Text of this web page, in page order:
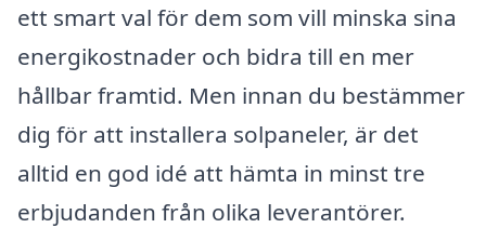
ett smart val för dem som vill minska sina
energikostnader och bidra till en mer
hållbar framtid. Men innan du bestämmer
dig för att installera solpaneler, är det
alltid en god idé att hämta in minst tre
erbjudanden från olika leverantörer.